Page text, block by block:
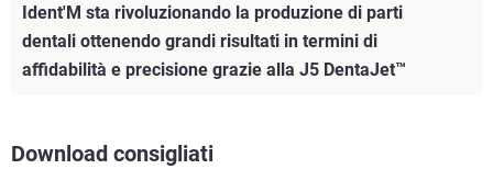
Download consigliati
Ident'M sta rivoluzionando la produzione di parti
dentali ottenendo grandi risultati in termini di
affidabilità e precisione grazie alla J5 DentaJet™